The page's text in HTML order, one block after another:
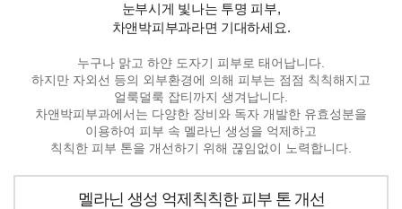
눈부시게 빛나는 투명 피부,
차앤박피부과라면 기대하세요.
누구나 맑고 하얀 도자기 피부로 태어납니다.
하지만 자외선 등의 외부환경에 의해 피부는 점점 칙칙해지고
얼룩덜룩 잡티까지 생겨납니다.
차앤박피부과에서는 다양한 장비와 독자 개발한 유효성분을
이용하여 피부 속 멜라닌 생성을 억제하고
칙칙한 피부 톤을 개선하기 위해 끊임없이 노력합니다.
멜라닌 생성 억제칙칙한 피부 톤 개선